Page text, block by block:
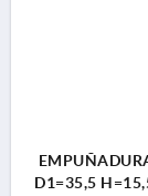
D1=35,5